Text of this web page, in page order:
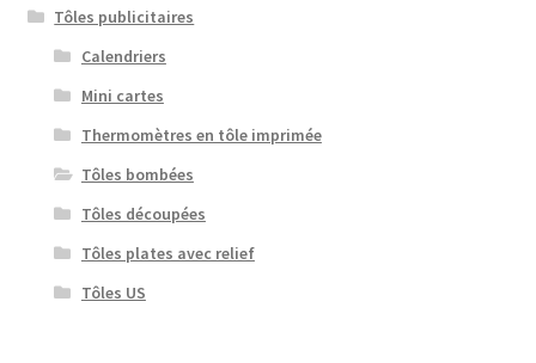
Tôles publicitaires
Calendriers
Mini cartes
Thermomètres en tôle imprimée
Tôles bombées
Tôles découpées
Tôles plates avec relief
Tôles US